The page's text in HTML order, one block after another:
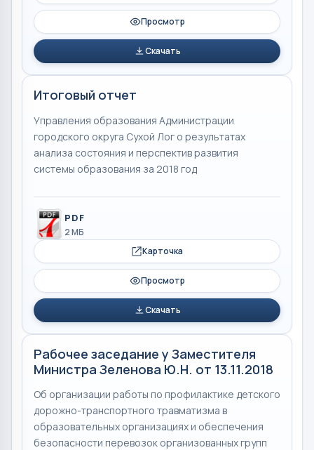
Просмотр
Скачать
Итоговый отчет
Управления образования Администрации
городского округа Сухой Лог о результатах
анализа состояния и перспектив развития
системы образования за 2018 год
PDF
2 МБ
Карточка
Просмотр
Скачать
Рабочее заседание у Заместителя
Министра Зеленова Ю.Н. от 13.11.2018
Об организации работы по профилактике детского
дорожно-транспортного травматизма в
образовательных организациях и обеспечения
безопасности перевозок организованных групп